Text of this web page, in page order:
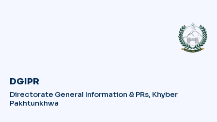
DGIPR
Directorate General Information & PRs, Khyber
Pakhtunkhwa